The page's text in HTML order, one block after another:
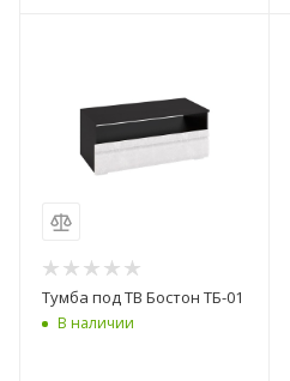
Тумба под ТВ Бостон ТБ-01
В наличии